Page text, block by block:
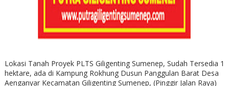
Lokasi Tanah Proyek PLTS Giligenting Sumenep, Sudah Tersedia 1
hektare, ada di Kampung Rokhung Dusun Panggulan Barat Desa
Aenganyar Kecamatan Giligenting Sumenep, (Pinggir Jalan Raya)